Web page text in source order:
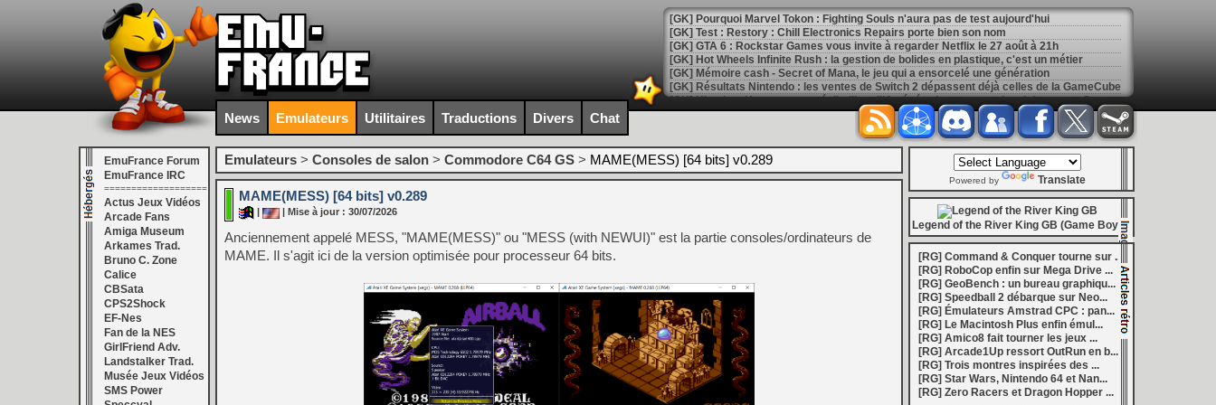
[GK] Pourquoi Marvel Tokon : Fighting Souls n'aura pas de test aujourd'hui
[GK] Test : Restory : Chill Electronics Repairs porte bien son nom
[GK] GTA 6 : Rockstar Games vous invite à regarder Netflix le 27 août à 21h
[GK] Hot Wheels Infinite Rush : la gestion de bolides en plastique, c'est un métier
[GK] Mémoire cash - Secret of Mana, le jeu qui a ensorcelé une génération
[GK] Résultats Nintendo : les ventes de Switch 2 dépassent déjà celles de la GameCube
[
GK] Kingdom Hearts : accusé d'utiliser l'IA générative sur son visuel de promo, Square Enix invoque « l'erreur humaine »
[GK] Déjà des dégraissages autour de Halo : Campaign Evolved
[
GK] Inspiré par System Shock 2 et Doom 3, le FPS DERELIKT veut vous foutre la trouille à la fin 2026
[Mo5] Brickboy cherche à recréer l’affichage emblématique de la Game Boy
[GK] Minecraft et ses « Graphismes Éclatants » arriveront sur Switch 2 en octobre
[GK] Beast of Reincarnation : après un accueil mitigé, Game Freak va revoir sa copie
[GK] Ubisoft : fin de partie pour Champions Tactics, le jeu NFT ferme ses portes
[GK] Mémoire cash - Metroid : l'hymne ultime à la solitude a déjà quarante ans
[GK] Dan Houser (GTA) défend le maintien des jeux physiques pour les joueurs
[GK] Comment EA Sports FC 27 veut apporter du sang neuf avec le mode The Grounds
[GK] Crimson Moon : un Darksiders médiéval à petit prix pour la rentrée
[GK] Isle of Reveries : le jeu inspiré des Zelda de la Game Boy arrivera à la rentrée 2026
[GK] Moonlighter 2 : The Endless Vault arrive sur le marché en 1.0
[GK] Capcom relance Monster Hunter Wilds avec un prologue gratuit
[
GK] Mémoire cash - Retour sur Hybrid Heaven, l'étrange exclusivité Konami de la Nintendo 64
[
GK] Nouvelle grève à Quantic Dream (Detroit : Become Human) contre les 115 licenciements
[
GK] Mafia The Old Country : l'extension « Homme d'honneur » se dévoile avant sa sortie
[Mo5] Deux inédits du Virtual Boy disponibles sur le Nintendo Switch Online
[GK] Le beat'em up The Walking Dead : Streets of Survival tient sa date de sortie
[
GK] C'est officiel, Electronic Arts devient la propriété de l'Arabie saoudite et quitte le marché boursier
[GK] Endless Legend 2 : enfin la 1.0, Amplitude bourre les nouvelles factions
News Emulateurs Utilitaires Traductions Divers Chat
EmuFrance Forum
EmuFrance IRC
===================
Actus Jeux Vidéos
Arcade Fans
Amiga Museum
Arkames Trad.
Bruno C. Zone
Calice
CBSata
CPS2Shock
EF-Nes
Fan de la NES
GirlFriend Adv.
Landstalker Trad.
Musée Jeux Vidéos
SMS Power
Emulateurs > Consoles de salon > Commodore C64 GS > MAME(MESS) [64 bits] v0.289
MAME(MESS) [64 bits] v0.289
| Mise à jour : 30/07/2026
Anciennement appelé MESS, "MAME(MESS)" ou "MESS (with NEWUI)" est la partie consoles/ordinateurs de
MAME. Il s'agit ici de la version optimisée pour processeur 64 bits.
Powered by Translate
Legend of the River King GB (Game Boy)
[RG] Command & Conquer tourne sur ...
[RG] RoboCop enfin sur Mega Drive ...
[RG] GeoBench : un bureau graphiqu...
[RG] Speedball 2 débarque sur Neo...
[RG] Émulateurs Amstrad CPC : pan...
[RG] Le Macintosh Plus enfin émul...
[RG] Amico8 fait tourner les jeux ...
[RG] Arcade1Up ressort OutRun en b...
[RG] Trois montres inspirées des ...
[RG] Star Wars, Nintendo 64 et Nan...
[RG] Zero Racers et Dragon Hopper ...